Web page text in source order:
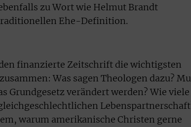
zu Wort wie Helmut Brandt
Ehe-Definition.
finanzierte Zeitschrift die wichtigsten
Was sagen Theologen dazu?
Grundgesetz verändert werden? Wie viele
warum amerikanische Christen gerne